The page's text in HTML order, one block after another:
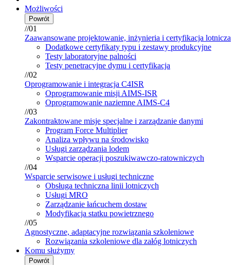
Możliwości
Powrót
//01
Zaawansowane projektowanie, inżynieria i certyfikacja lotnicza
Dodatkowe certyfikaty typu i zestawy produkcyjne
Testy laboratoryjne palności
Testy penetracyjne dymu i certyfikacja
//02
Oprogramowanie i integracja C4ISR
Oprogramowanie misji AIMS-ISR
Oprogramowanie naziemne AIMS-C4
//03
Zakontraktowane misje specjalne i zarządzanie danymi
Program Force Multiplier
Analiza wpływu na środowisko
Usługi zarządzania lodem
Wsparcie operacji poszukiwawczo-ratowniczych
//04
Wsparcie serwisowe i usługi techniczne
Obsługa techniczna linii lotniczych
Usługi MRO
Zarządzanie łańcuchem dostaw
Modyfikacja statku powietrznego
//05
Agnostyczne, adaptacyjne rozwiązania szkoleniowe
Rozwiązania szkoleniowe dla załóg lotniczych
Komu służymy
Powrót